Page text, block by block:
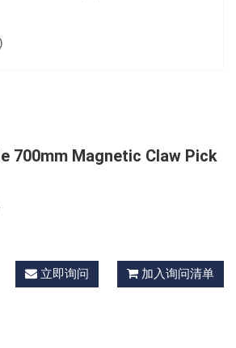
700mm Magnetic Claw Pick
立即询问 加入询问清单